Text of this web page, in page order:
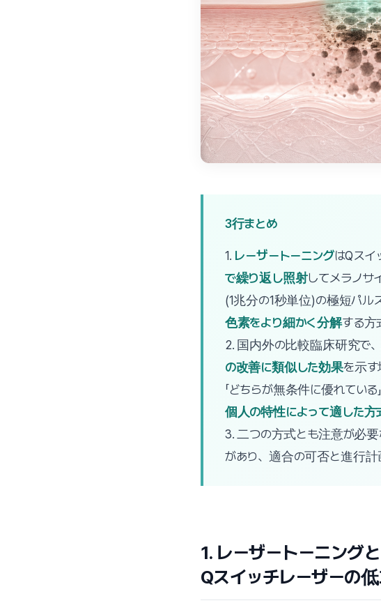
3行まとめ
1. レーザートーニングはQスイ
で繰り返し照射してメラノサ
(1兆分の1秒単位)の極短パル
色素をより細かく分解する方
2. 国内外の比較臨床研究で
の改善に類似した効果を示す
「どちらが無条件に優れている
個人の特性によって適した方
3. 二つの方式とも注意が必
があり、適合の可否と進行計
1. レーザートーニング
Qスイッチレーザーの